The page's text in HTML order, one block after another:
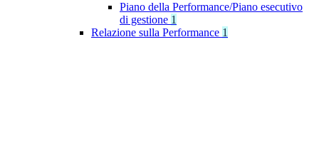
Piano della Performance/Piano esecutivo
di gestione 1
Relazione sulla Performance 1